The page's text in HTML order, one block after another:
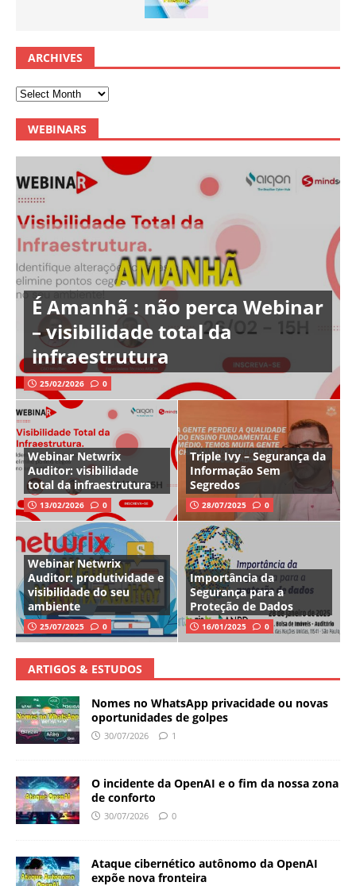
ARCHIVES
WEBINARS
É Amanhã : não perca Webinar
– visibilidade total da
infraestrutura
25/02/2026 0
Webinar Netwrix
Auditor: visibilidade
total da infraestrutura
13/02/2026 0
Triple Ivy – Segurança da
Informação Sem
Segredos
28/07/2025 0
Webinar Netwrix
Auditor: produtividade e
visibilidade do seu
ambiente
25/07/2025 0
Importância da
Segurança para a
Proteção de Dados
16/01/2025 0
ARTIGOS & ESTUDOS
Nomes no WhatsApp privacidade ou novas
oportunidades de golpes
30/07/2026 1
O incidente da OpenAI e o fim da nossa zona
de conforto
30/07/2026 0
Ataque cibernético autônomo da OpenAI
expõe nova fronteira